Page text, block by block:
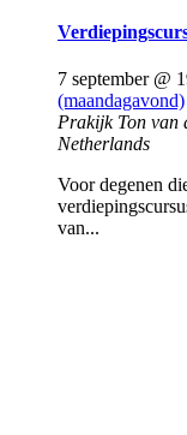
7 september @
(maandagavond)
Prakijk Ton van
Netherlands
Voor degenen
van...